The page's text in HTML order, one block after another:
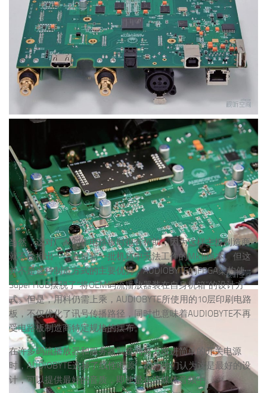
当然，这对厂家制作电路板时很有帮助，因为这样主板制造商
就不会推出一个在最新一批机箱中无法工作的Mk II版本。但这
并不是这种制造方式的主要优势，AUDIOBYTE的FPGA架构使
Super HUB摆脱了“将OEM码流播放器装在自身机箱”的设计方
式。但是，用料仍需上乘，AUDIOBYTE所使用的10层印刷电路
板，不仅优化了讯号传播路径，同时也意味着AUDIOBYTE不再
受电路板制造商特定规格的摆布。
在许多码流播放器和服务器制造商努力改进简单的开关电源
时，AUDIOBYTE选择了线性电源，因为他们认为这是最好的设
计，可以提供最好的音质，即使是在流媒体音频中。